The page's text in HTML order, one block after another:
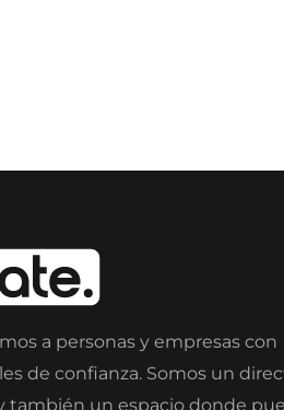
a personas y empresas con
de confianza. Somos un
también un espacio donde